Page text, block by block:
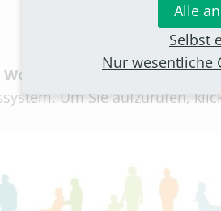
Workshops und weiterer
Um Sie aufzurufen,
Alle
Selbst
Nur wesentliche